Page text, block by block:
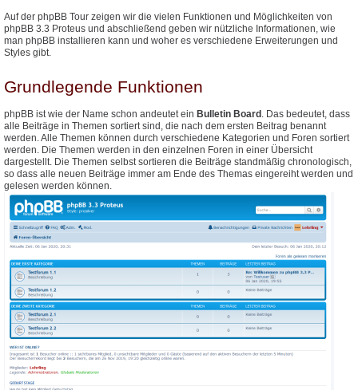
Auf der phpBB Tour zeigen wir die vielen Funktionen und Möglichkeiten von
phpBB 3.3 Proteus und abschließend geben wir nützliche Informationen, wie
man phpBB installieren kann und woher es verschiedene Erweiterungen und
Styles gibt.
Grundlegende Funktionen
phpBB ist wie der Name schon andeutet ein Bulletin Board . Das bedeutet, dass
alle Beiträge in Themen sortiert sind, die nach dem ersten Beitrag benannt
werden. Alle Themen können durch verschiedene Kategorien und Foren sortiert
werden. Die Themen werden in den einzelnen Foren in einer Übersicht
dargestellt. Die Themen selbst sortieren die Beiträge standmäßig chronologisch,
so dass alle neuen Beiträge immer am Ende des Themas eingereiht werden und
gelesen werden können.